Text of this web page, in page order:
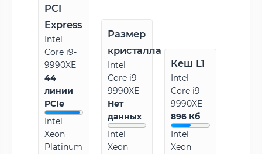
PCI
Express
Intel
Core i9-
9990XE
44
линии
PCIe
Intel
Xeon
Platinum
Размер
кристалла
Intel
Core i9-
9990XE
Нет
данных
Intel
Xeon
Кеш L1
Intel
Core i9-
9990XE
896 Кб
Intel
Xeon